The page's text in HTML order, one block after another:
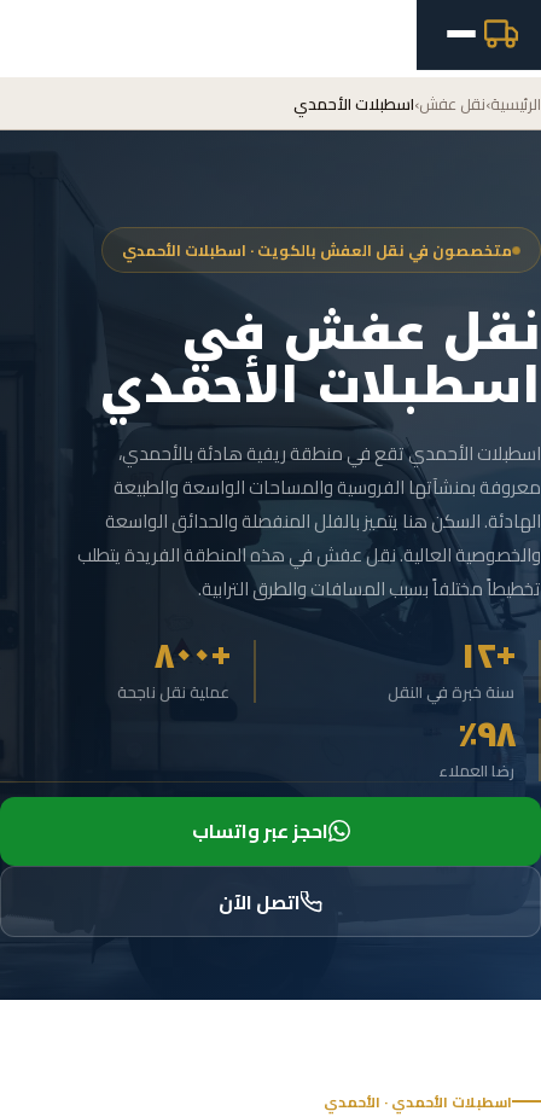
الرئيسية›نقل عفش›اسطبلات الأحمدي
متخصصون في نقل العفش بالكويت · اسطبلات الأحمدي
نقل عفش في
اسطبلات الأحمدي
اسطبلات الأحمدي تقع في منطقة ريفية هادئة بالأحمدي،
معروفة بمنشآتها الفروسية والمساحات الواسعة والطبيعة
الهادئة. السكن هنا يتميز بالفلل المنفصلة والحدائق الواسعة
والخصوصية العالية. نقل عفش في هذه المنطقة الفريدة يتطلب
تخطيطاً مختلفاً بسبب المسافات والطرق الترابية.
+١٢
سنة خبرة في النقل
+٨٠٠
عملية نقل ناجحة
٩٨٪
رضا العملاء
احجز عبر واتساب
اتصل الآن
اسطبلات الأحمدي · الأحمدي